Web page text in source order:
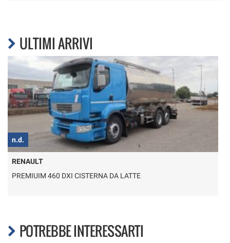
ULTIMI ARRIVI
n.d.
RENAULT
PREMIUIM 460 DXI CISTERNA DA LATTE
POTREBBE INTERESSARTI